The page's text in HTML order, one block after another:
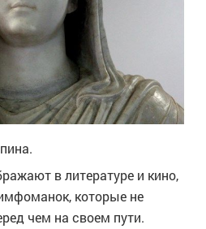
в литературе и кино,
которые не
чем на своем пути.